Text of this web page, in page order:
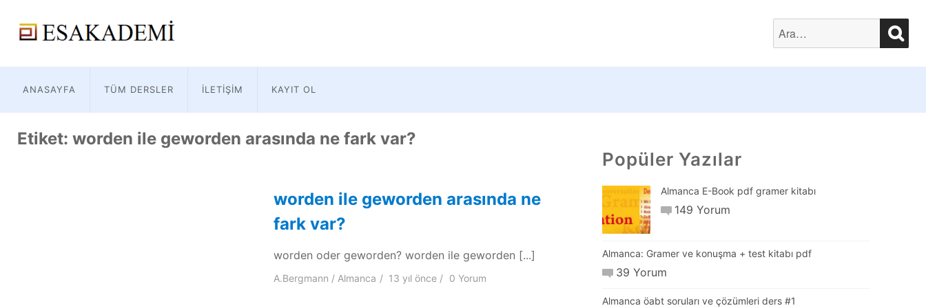
for:
ANASAYFA TÜM DERSLER İLETIŞIM KAYIT OL
Etiket: worden ile geworden arasında ne fark var?
worden ile geworden arasında ne
fark var?
worden oder geworden? worden ile geworden [...]
A.Bergmann Almanca 13 yılönce 0 Yorum
Popüler Yazılar
Almanca E-Book pdf gramer kitabı
149 Yorum
Almanca: Gramer ve konuşma + test kitabı pdf
39 Yorum
Almanca öabt soruları ve çözümleri ders #1